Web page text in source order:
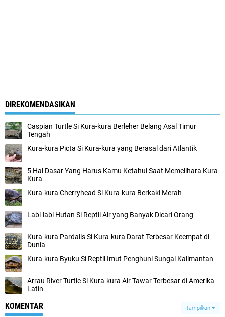
DIREKOMENDASIKAN
Caspian Turtle Si Kura-kura Berleher Belang Asal Timur
Tengah
Kura-kura Picta Si Kura-kura yang Berasal dari Atlantik
5 Hal Dasar Yang Harus Kamu Ketahui Saat Memelihara Kura-
Kura
Kura-kura Cherryhead Si Kura-kura Berkaki Merah
Labi-labi Hutan Si Reptil Air yang Banyak Dicari Orang
Kura-kura Pardalis Si Kura-kura Darat Terbesar Keempat di
Dunia
Kura-kura Byuku Si Reptil Imut Penghuni Sungai Kalimantan
Arrau River Turtle Si Kura-kura Air Tawar Terbesar di Amerika
Latin
KOMENTAR Tampilkan